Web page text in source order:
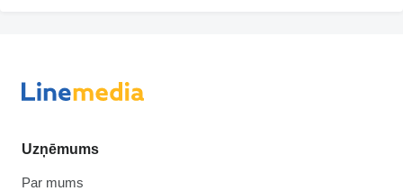
Uzņēmums
Par mums